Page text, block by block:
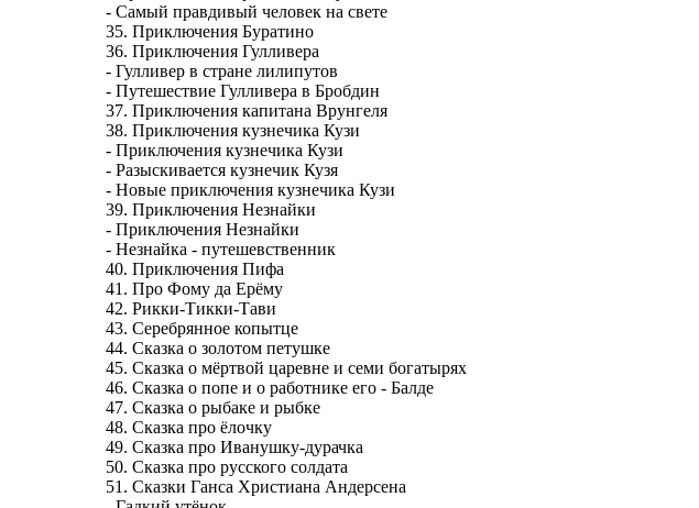
- Самый правдивый человек на свете
35. Приключения Буратино
36. Приключения Гулливера
- Гулливер в стране лилипутов
- Путешествие Гулливера в Бробдин
37. Приключения капитана Врунгеля
38. Приключения кузнечика Кузи
- Приключения кузнечика Кузи
- Разыскивается кузнечик Кузя
- Новые приключения кузнечика Кузи
39. Приключения Незнайки
- Приключения Незнайки
- Незнайка - путешевственник
40. Приключения Пифа
41. Про Фому да Ерёму
42. Рикки-Тикки-Тави
43. Серебрянное копытце
44. Сказка о золотом петушке
45. Сказка о мёртвой царевне и семи богатырях
46. Сказка о попе и о работнике его - Балде
47. Сказка о рыбаке и рыбке
48. Сказка про ёлочку
49. Сказка про Иванушку-дурачка
50. Сказка про русского солдата
51. Сказки Ганса Христиана Андерсена